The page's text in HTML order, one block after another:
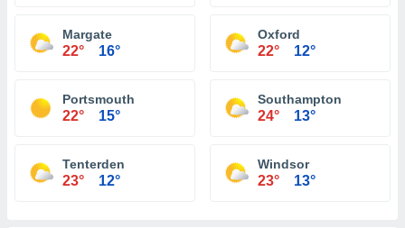
Margate
22° 16°
Oxford
22° 12°
Portsmouth
22° 15°
Southampton
24° 13°
Tenterden
23° 12°
Windsor
23° 13°